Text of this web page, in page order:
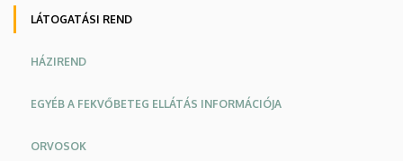
LÁTOGATÁSI REND
HÁZIREND
EGYÉB A FEKVŐBETEG ELLÁTÁS INFORMÁCIÓJA
ORVOSOK